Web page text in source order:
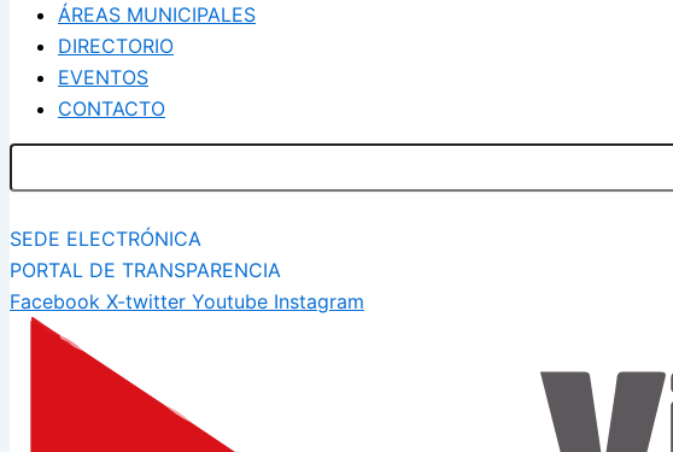
ÁREAS MUNICIPALES
DIRECTORIO
EVENTOS
CONTACTO
SEDE ELECTRÓNICA
PORTAL DE TRANSPARENCIA
Facebook X-twitter Youtube Instagram